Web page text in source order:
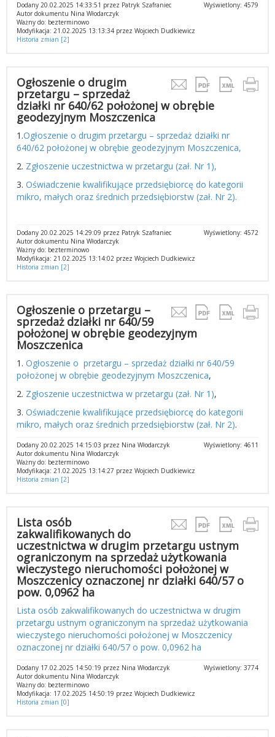
Wyświetlony: 4579
Dodany 20.02.2025 14:33:51 przez Patryk Szafraniec
Autor dokumentu Nina Włodarczyk
Ważny do: bezterminowo
Modyfikacja: 21.02.2025 13:13:34 przez Wojciech Dudkiewicz
Historia zmian [2]
Ogłoszenie o drugim
przetargu – sprzedaż
działki nr 640/62 położonej w obrębie
geodezyjnym Moszczenica
1.Ogłoszenie o drugim przetargu – sprzedaż działki nr
640/62 położonej w obrębie geodezyjnym Moszczenica,
2. Zgłoszenie uczestnictwa w przetargu (zał. Nr 1),
3. Oświadczenie kwalifikujące przedsiębiorcę do kategorii
mikro, małych oraz średnich przedsiębiorstw (zał. Nr 2).
Wyświetlony: 4572
Dodany 20.02.2025 14:29:09 przez Patryk Szafraniec
Autor dokumentu Nina Włodarczyk
Ważny do: bezterminowo
Modyfikacja: 21.02.2025 13:14:02 przez Wojciech Dudkiewicz
Historia zmian [2]
Ogłoszenie o przetargu –
sprzedaż działki nr 640/59
położonej w obrębie geodezyjnym
Moszczenica
1. Ogłoszenie o przetargu – sprzedaż działki nr 640/59
położonej w obrębie geodezyjnym Moszczenica,
2. Zgłoszenie uczestnictwa w przetargu (zał. Nr 1),
3. Oświadczenie kwalifikujące przedsiębiorcę do kategorii
mikro, małych oraz średnich przedsiębiorstw (zał. Nr 2).
Wyświetlony: 4611
Dodany 20.02.2025 14:15:03 przez Nina Włodarczyk
Autor dokumentu Nina Włodarczyk
Ważny do: bezterminowo
Modyfikacja: 21.02.2025 13:14:27 przez Wojciech Dudkiewicz
Historia zmian [2]
Lista osób
zakwalifikowanych do
uczestnictwa w drugim przetargu ustnym
ograniczonym na sprzedaż użytkowania
wieczystego nieruchomości położonej w
Moszczenicy oznaczonej nr działki 640/57 o
pow. 0,0962 ha
Lista osób zakwalifikowanych do uczestnictwa w drugim
przetargu ustnym ograniczonym na sprzedaż użytkowania
wieczystego nieruchomości położonej w Moszczenicy
oznaczonej nr działki 640/57 o pow. 0,0962 ha
Wyświetlony: 3774
Dodany 17.02.2025 14:50:19 przez Nina Włodarczyk
Autor dokumentu Nina Włodarczyk
Ważny do: bezterminowo
Modyfikacja: 17.02.2025 14:50:19 przez Wojciech Dudkiewicz
Historia zmian [0]